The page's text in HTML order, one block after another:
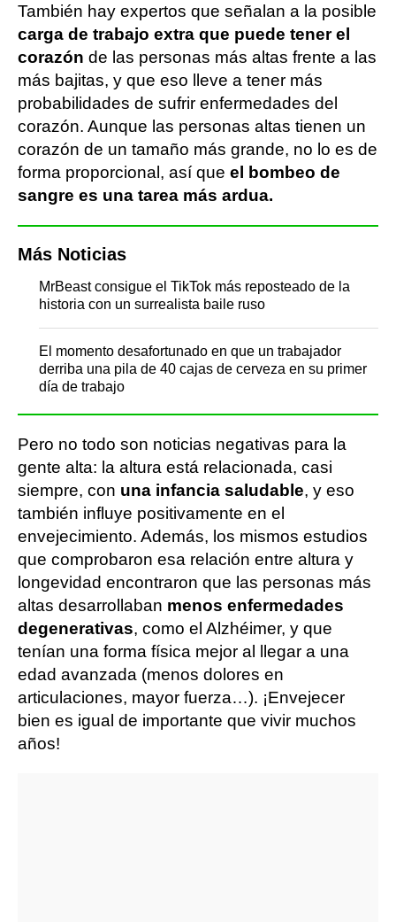
También hay expertos que señalan a la posible
carga de trabajo extra que puede tener el
corazón de las personas más altas frente a las
más bajitas, y que eso lleve a tener más
probabilidades de sufrir enfermedades del
corazón. Aunque las personas altas tienen un
corazón de un tamaño más grande, no lo es de
forma proporcional, así que el bombeo de
sangre es una tarea más ardua.
Más Noticias
MrBeast consigue el TikTok más reposteado de la
historia con un surrealista baile ruso
El momento desafortunado en que un trabajador
derriba una pila de 40 cajas de cerveza en su primer
día de trabajo
Pero no todo son noticias negativas para la
gente alta: la altura está relacionada, casi
siempre, con una infancia saludable, y eso
también influye positivamente en el
envejecimiento. Además, los mismos estudios
que comprobaron esa relación entre altura y
longevidad encontraron que las personas más
altas desarrollaban menos enfermedades
degenerativas, como el Alzhéimer, y que
tenían una forma física mejor al llegar a una
edad avanzada (menos dolores en
articulaciones, mayor fuerza…). ¡Envejecer
bien es igual de importante que vivir muchos
años!